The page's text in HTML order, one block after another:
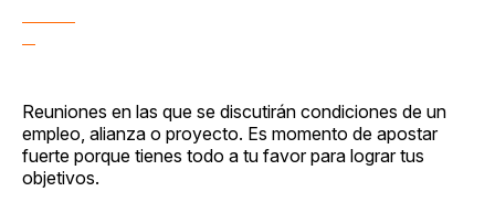
Reuniones en las que se discutirán condiciones de un
empleo, alianza o proyecto. Es momento de apostar
fuerte porque tienes todo a tu favor para lograr tus
objetivos.